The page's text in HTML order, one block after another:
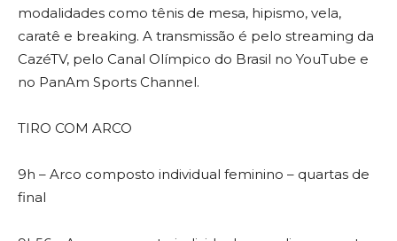
modalidades como tênis de mesa, hipismo, vela,
caratê e breaking. A transmissão é pelo streaming da
CazéTV, pelo Canal Olímpico do Brasil no YouTube e
no PanAm Sports Channel.
TIRO COM ARCO
9h – Arco composto individual feminino – quartas de
final